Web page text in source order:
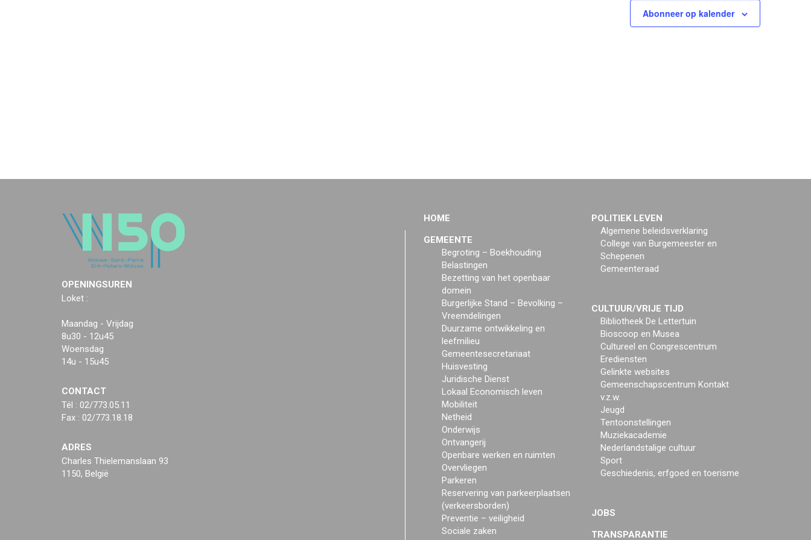
Abonneer op kalender
OPENINGSUREN
Loket :
Maandag - Vrijdag
8u30 - 12u45
Woensdag
14u - 15u45
CONTACT
Tél : 02/773.05.11
Fax : 02/773.18.18
ADRES
Charles Thielemanslaan 93
1150, België
HOME
GEMEENTE
Begroting – Boekhouding
Belastingen
Bezetting van het openbaar
domein
Burgerlijke Stand – Bevolking –
Vreemdelingen
Duurzame ontwikkeling en
leefmilieu
Gemeentesecretariaat
Huisvesting
Juridische Dienst
Lokaal Economisch leven
Mobiliteit
Netheid
Onderwijs
Ontvangerij
Openbare werken en ruimten
Overvliegen
Parkeren
Reservering van parkeerplaatsen
(verkeersborden)
Preventie – veiligheid
Sociale zaken
POLITIEK LEVEN
Algemene beleidsverklaring
College van Burgemeester en
Schepenen
Gemeenteraad
CULTUUR/VRIJE TIJD
Bibliotheek De Lettertuin
Bioscoop en Musea
Cultureel en Congrescentrum
Erediensten
Gelinkte websites
Gemeenschapscentrum Kontakt
v.z.w.
Jeugd
Tentoonstellingen
Muziekacademie
Nederlandstalige cultuur
Sport
Geschiedenis, erfgoed en toerisme
JOBS
TRANSPARANTIE